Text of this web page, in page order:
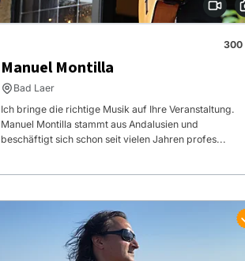
300
Manuel Montilla
Bad Laer
Ich bringe die richtige Musik auf Ihre Veranstaltung.
Manuel Montilla stammt aus Andalusien und
beschäftigt sich schon seit vielen Jahren profes...